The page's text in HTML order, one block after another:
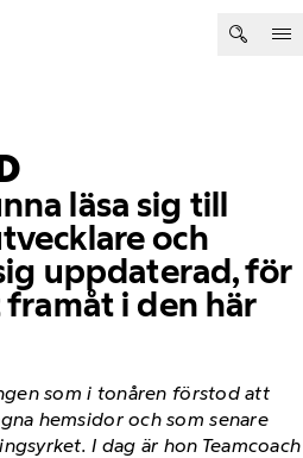
läsa sig till
och
uppdaterad, för
i den här
som i tonåren förstod att
hemsidor och som senare
I dag är hon Teamcoach